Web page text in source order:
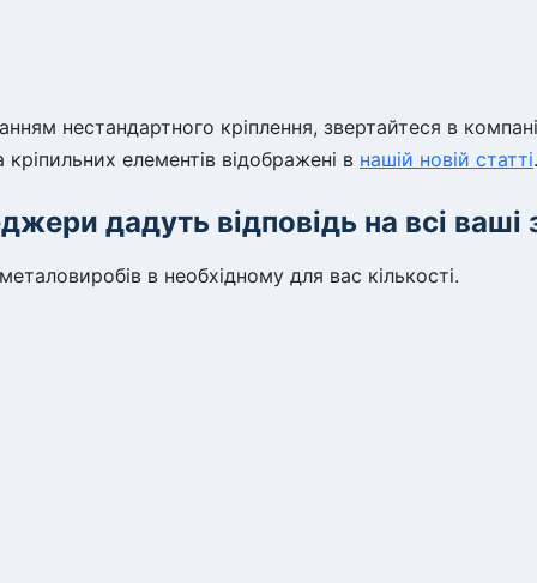
нестандартного кріплення, звертайтеся в
елементів відображені в нашій новій статті.
дадуть відповідь на всі ваші
в необхідному для вас кількості.